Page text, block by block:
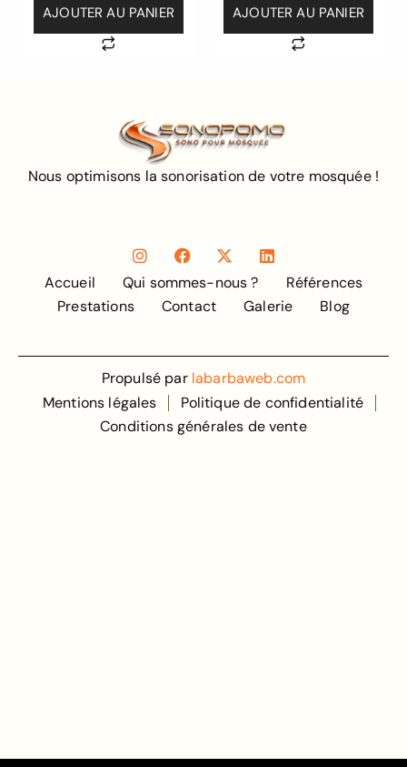
AJOUTER AU PANIER AJOUTER AU PANIER
Nous optimisons la sonorisation de votre mosquée !
Accueil Qui sommes-nous ?
Références
Prestations
Contact Galerie Blog
Propulsé par labarbaweb.com
Mentions légales
Politique de confidentialité
Conditions générales de vente